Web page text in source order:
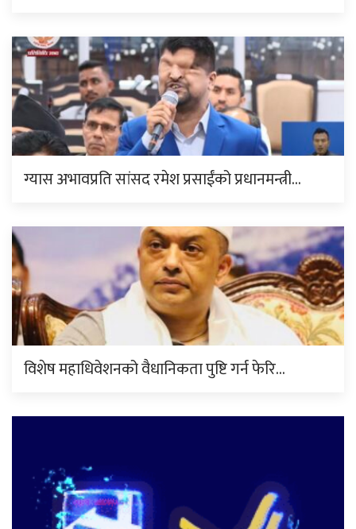
ग्यास अभावप्रति सांसद रमेश प्रसाईंको प्रधानमन्त्री…
विशेष महाधिवेशनको वैधानिकता पुष्टि गर्न फेरि…